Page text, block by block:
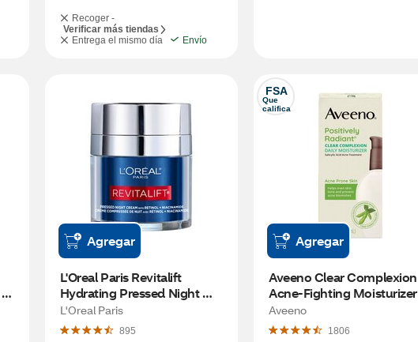
Recoger -
Verificar más tiendas
Entrega el mismo día
Envío
Agregar
L'Oreal Paris Revitalift
Hydrating Pressed Night
Moisturizer with Retinol, 1.7
OZ
L'Oreal Paris
895
FSA
Que
califica
Agregar
Aveeno Clear Complexion
Acne-Fighting Moisturizer
with Soy, 4 OZ
Aveeno
1806